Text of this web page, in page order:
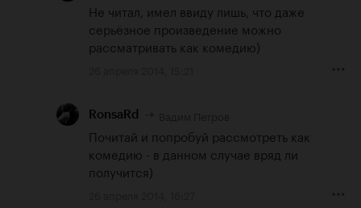
Не читал, имел ввиду лишь, что даже
серьёзное произведение можно
рассматривать как комедию)
RonsaRd
Почитай и попробуй рассмотреть как
комедию - в данном случае вряд ли
получится)